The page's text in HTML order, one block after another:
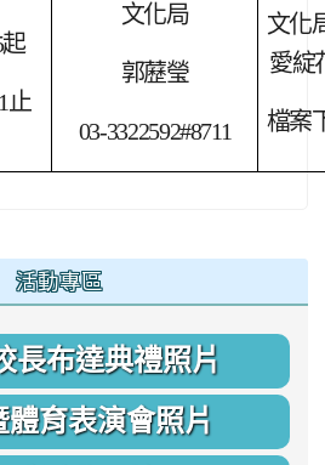
起
止
文化局
郭藶瑩
03-3322592#8711
文化
愛綻
檔案
活動專區
長布達典禮照片
體育表演會照片